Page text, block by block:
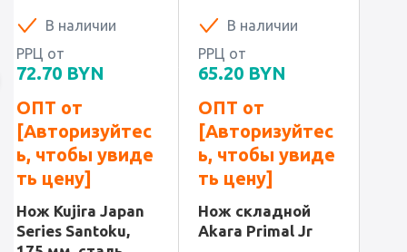
В наличии
РРЦ от
72.70 BYN
ОПТ от
[Авторизуйтес
ь, чтобы увиде
ть цену]
Нож Kujira Japan
Series Santoku,
В наличии
РРЦ от
65.20 BYN
ОПТ от
[Авторизуйтес
ь, чтобы увиде
ть цену]
Нож складной
Akara Primal Jr